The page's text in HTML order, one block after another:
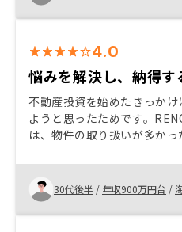
4.0
悩みを解決し、納得
不動産投資を始めたきっか
ようと思ったためです。
は、物件の取り扱いが多か
している方におすすめした
さです。
30代後半 / 年収900万円台 /